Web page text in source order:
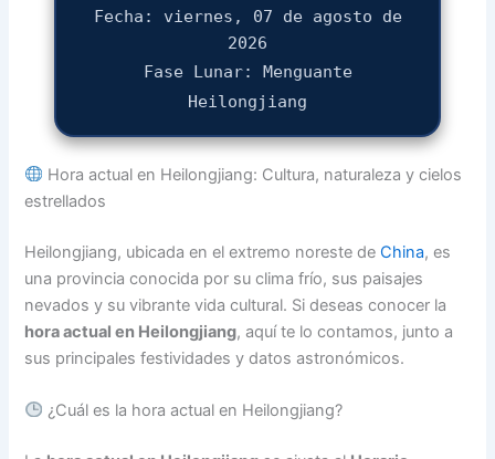
Fecha: viernes, 07 de agosto de
2026
Fase Lunar: Menguante
Heilongjiang
Hora actual en Heilongjiang: Cultura, naturaleza y cielos
estrellados
Heilongjiang, ubicada en el extremo noreste deChina, es
una provincia conocida por su clima frío, sus paisajes
nevados y su vibrante vida cultural. Si deseas conocer la
hora actual en Heilongjiang, aquí te lo contamos, junto a
sus principales festividades y datos astronómicos.
¿Cuál es la hora actual en Heilongjiang?